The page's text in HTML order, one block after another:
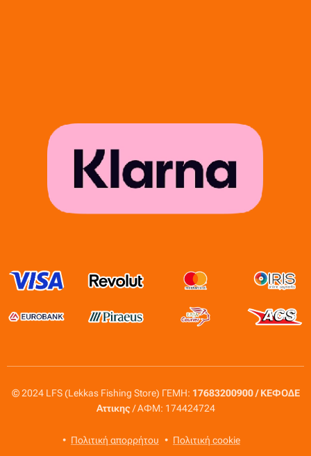
© 2024 LFS (Lekkas Fishing Store) ΓΕΜΗ: 17683200900 / ΚΕΦΟΔΕ
Αττικης/ ΑΦΜ: 174424724
Πολιτική απορρήτου Πολιτική cookie